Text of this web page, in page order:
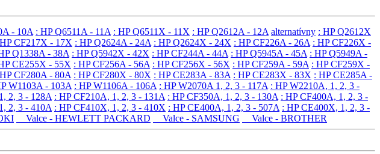
- 10A : HP Q6511A - 11A : HP Q6511X - 11X : HP Q2612A - 12A alternatívny : HP Q2612X
CF217X - 17X : HP Q2624A - 24A : HP Q2624X - 24X : HP CF226A - 26A : HP CF226X -
Q1338A - 38A : HP Q5942X - 42X : HP CF244A - 44A : HP Q5945A - 45A : HP Q5949A -
CE255X - 55X : HP CF256A - 56A : HP CF256X - 56X : HP CF259A - 59A : HP CF259X -
CF280A - 80A : HP CF280X - 80X : HP CE283A - 83A : HP CE283X - 83X : HP CE285A -
W1103A - 103A : HP W1106A - 106A : HP W2070A 1, 2, 3 - 117A : HP W2210A, 1, 2, 3 -
2, 3 - 128A : HP CF210A, 1, 2, 3 - 131A : HP CF350A, 1, 2, 3 - 130A : HP CF400A, 1, 2, 3 -
2, 3 - 410A : HP CF410X, 1, 2, 3 - 410X : HP CE400A, 1, 2, 3 - 507A : HP CE400X, 1, 2, 3 -
Valce - HEWLETT PACKARD Valce - SAMSUNG Valce - BROTHER